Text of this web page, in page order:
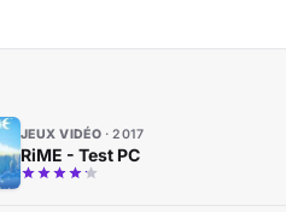
JEUX VIDÉO 2017
RiME - Test PC